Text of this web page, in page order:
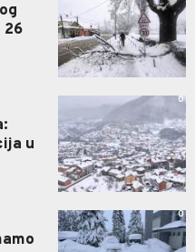
26
u
0
0